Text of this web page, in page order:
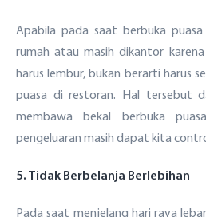
Sekilas
Sejarah YKP
Visi Misi YKP
Profil
Layanan
Berita
Artikel
Galeri
PT Artdeco
Apabila pada saat berbuka
rumah atau masih dikantor
harus lembur, bukan berarti harus
puasa di restoran. Hal tersebut
membawa bekal berbuka
pengeluaran masih dapat kita
5. Tidak Berbelanja Berlebihan
Pada saat menjelang hari raya